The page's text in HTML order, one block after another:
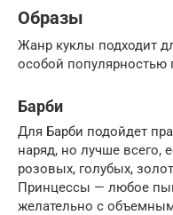
Образы
Жанр куклы подходит
особой популярностью
Барби
Для Барби подойдет
наряд, но лучше всего,
розовых, голубых,
Принцессы — любое
желательно с